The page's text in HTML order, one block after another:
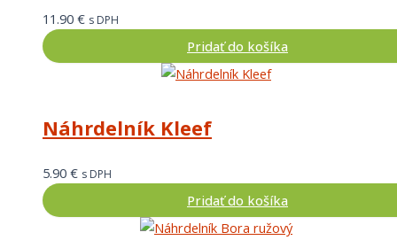
11.90 € s DPH
Pridať do košíka
Náhrdelník Kleef
5.90 € s DPH
Pridať do košíka